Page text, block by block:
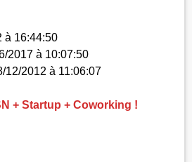
à 16:44:50
2017 à 10:07:50
12/2012 à 11:06:07
+ Startup + Coworking !